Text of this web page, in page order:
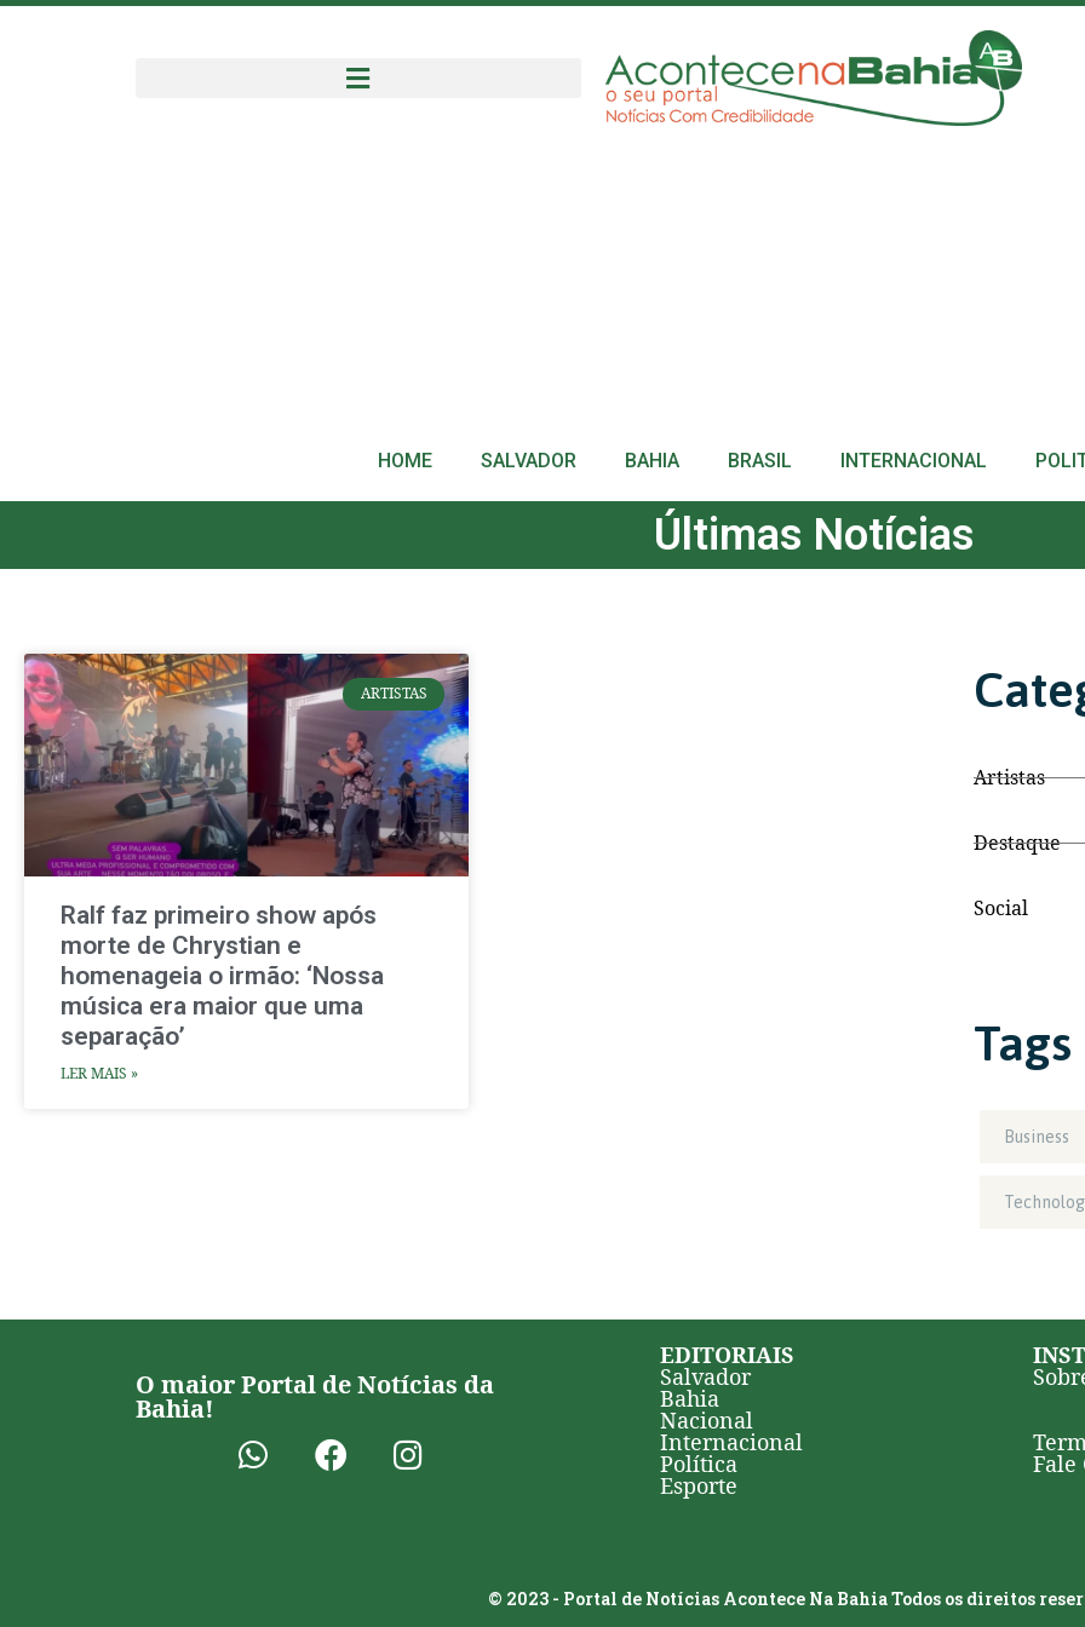
HOME SALVADOR BAHIA BRASIL INTERNACIONAL
Últimas Notícias
ARTISTAS
Ralf faz primeiro show após
morte de Chrystian e
homenageia o irmão: ‘Nossa
música era maior que uma
separação’
LER MAIS »
Artistas
Destaque
Social
Tags
Business
O maior Portal de Notícias da
Bahia!
EDITORIAIS
Salvador
Bahia
Nacional
Internacional
Política
Esporte
Fale
© 2023 - Portal de Notícias Acontece Na Bahia Todos os direitos